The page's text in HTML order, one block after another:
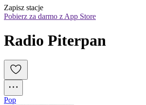
Zapisz stacje
Pobierz za darmo z App Store
Radio Piterpan
Pop